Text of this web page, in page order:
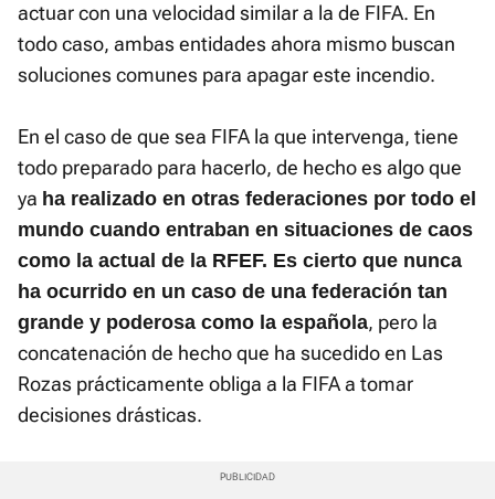
actuar con una velocidad similar a la de FIFA. En
todo caso, ambas entidades ahora mismo buscan
soluciones comunes para apagar este incendio.
En el caso de que sea FIFA la que intervenga, tiene
todo preparado para hacerlo, de hecho es algo que
ya ha realizado en otras federaciones por todo el
mundo cuando entraban en situaciones de caos
como la actual de la RFEF. Es cierto que nunca
ha ocurrido en un caso de una federación tan
grande y poderosa como la española, pero la
concatenación de hecho que ha sucedido en Las
Rozas prácticamente obliga a la FIFA a tomar
decisiones drásticas.